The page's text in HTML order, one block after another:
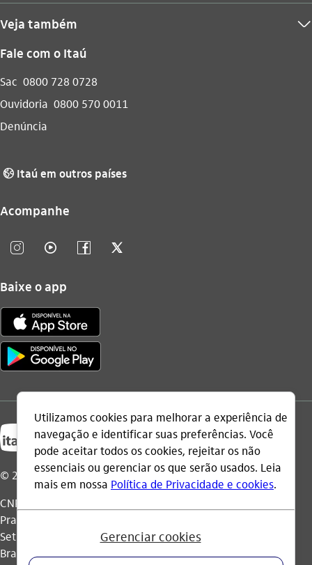
Veja também seta_baixo
Fale com o Itaú
Sac 0800 728 0728
Ouvidoria 0800 570 0011
Denúncia
globo_outline Itaú em outros países
Acompanhe
instagram_outline video_outline facebook_outline twitter_outline
Baixe o app
© 2026 Itaú Unibanco Holding S.A.
CNPJ: 60.872.504/0001-23
Praça Alfredo Egydio de Souza Aranha, 100, Torre Olavo
Setubal, Parque Jabaquara - CEP 04344-902 - São Paulo -
Brasil.